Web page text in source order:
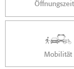
Mobilität